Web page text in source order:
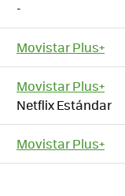
-
Movistar Plus+
Movistar Plus+
Netflix Estándar
Movistar Plus+